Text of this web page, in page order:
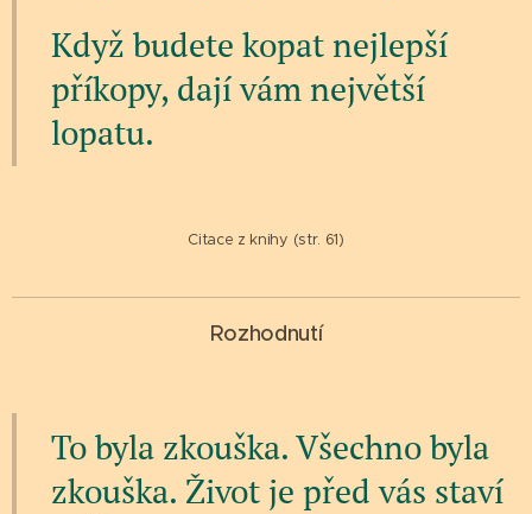
Když budete kopat nejlepší
příkopy, dají vám největší
lopatu.
Citace z knihy (str. 61)
Rozhodnutí
To byla zkouška. Všechno byla
zkouška. Život je před vás staví